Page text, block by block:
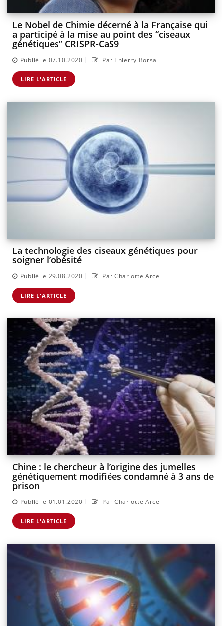
Le Nobel de Chimie décerné à la Française qui
a participé à la mise au point des “ciseaux
génétiques” CRISPR-CaS9
Publié le 07.10.2020 | Par Thierry Borsa
LIRE L'ARTICLE
La technologie des ciseaux génétiques pour
soigner l’obésité
Publié le 29.08.2020 | Par Charlotte Arce
LIRE L'ARTICLE
Chine : le chercheur à l’origine des jumelles
génétiquement modifiées condamné à 3 ans de
prison
Publié le 01.01.2020 | Par Charlotte Arce
LIRE L'ARTICLE